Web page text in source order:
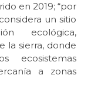
en 2019; “por
un sitio
ecológica,
la sierra, donde
ecosistemas
a zonas